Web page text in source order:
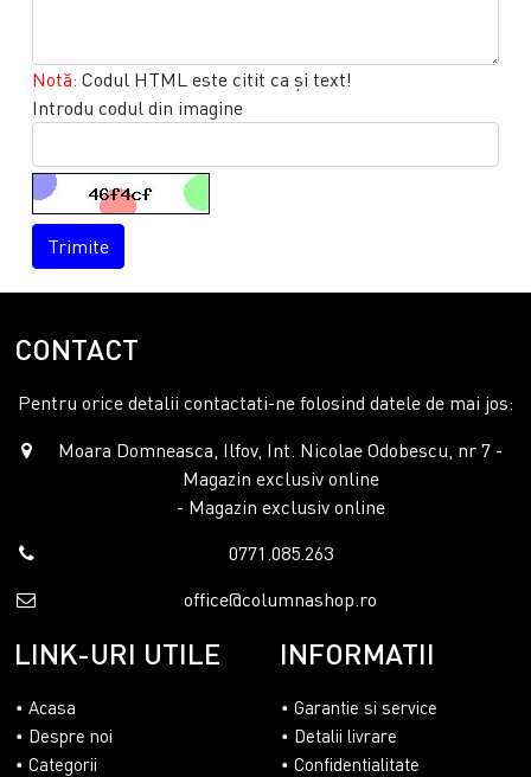
Notă: Codul HTML este citit ca şi text!
Introdu codul din imagine
Trimite
CONTACT
Pentru orice detalii contactati-ne folosind datele de mai jos:
Moara Domneasca, Ilfov, Int. Nicolae Odobescu, nr 7 -
Magazin exclusiv online
- Magazin exclusiv online
0771.085.263
office@columnashop.ro
LINK-URI UTILE
Acasa
Despre noi
Categorii
INFORMATII
Garantie si service
Detalii livrare
Confidentialitate